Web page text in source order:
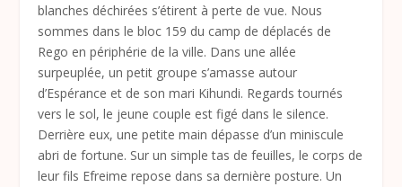
blanches déchirées s’étirent à perte de vue. Nous
sommes dans le bloc 159 du camp de déplacés de
Rego en périphérie de la ville. Dans une allée
surpeuplée, un petit groupe s’amasse autour
d’Espérance et de son mari Kihundi. Regards tournés
vers le sol, le jeune couple est figé dans le silence.
Derrière eux, une petite main dépasse d’un miniscule
abri de fortune. Sur un simple tas de feuilles, le corps de
leur fils Efreime repose dans sa dernière posture. Un